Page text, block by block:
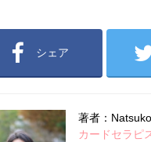
シェア
著者：Natsuko
カードセラピ